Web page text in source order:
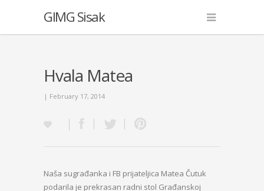
GIMG Sisak
Hvala Matea
| February 17, 2014
Naša sugrađanka i FB prijateljica Matea Čutuk
podarila je prekrasan radni stol Građanskoj